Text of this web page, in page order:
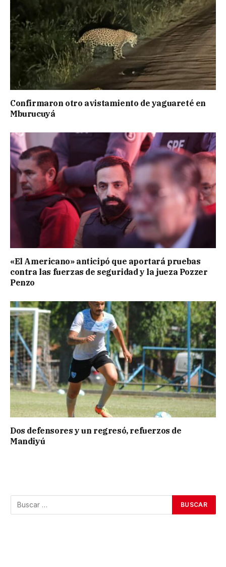
Confirmaron otro avistamiento de yaguareté en
Mburucuyá
«El Americano» anticipó que aportará pruebas
contra las fuerzas de seguridad y la jueza Pozzer
Penzo
Dos defensores y un regresó, refuerzos de
Mandiyú